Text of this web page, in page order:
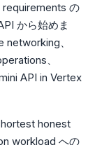
の
から始めま
、
、
API in Vertex
honest
workload への